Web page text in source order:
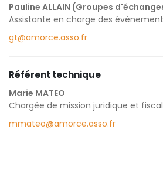
Pauline ALLAIN (Groupes
Assistante en charge des
gt@amorce.asso.fr
Référent technique
Marie MATEO
Chargée de mission juridique et
mmateo@amorce.asso.fr